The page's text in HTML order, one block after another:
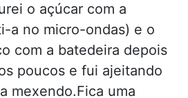
o açúcar com a
a no micro-ondas) e o
com a batedeira depois
poucos e fui ajeitando
mexendo.Fica uma